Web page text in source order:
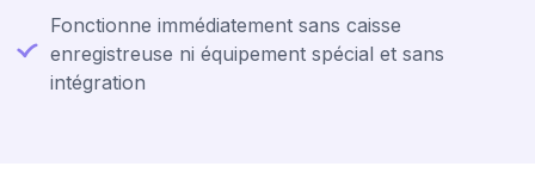
Fonctionne immédiatement sans caisse
enregistreuse ni équipement spécial et sans
intégration